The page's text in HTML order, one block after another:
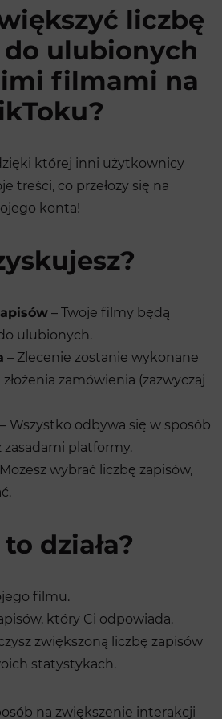
liczbę
ulubionych
filmami na
której inni użytkownicy
treści, co przełoży się na
konta!
– Twoje filmy będą
ulubionych.
– Zlecenie zostanie wykonane
zamówienia (zazwyczaj
– Wszystko odbywa się w sposób
platformy.
wybrać liczbę zapisów,
działa?
filmu.
który Ci odpowiada.
zwiększoną liczbę zapisów
statystykach.
na zwiększenie interakcji